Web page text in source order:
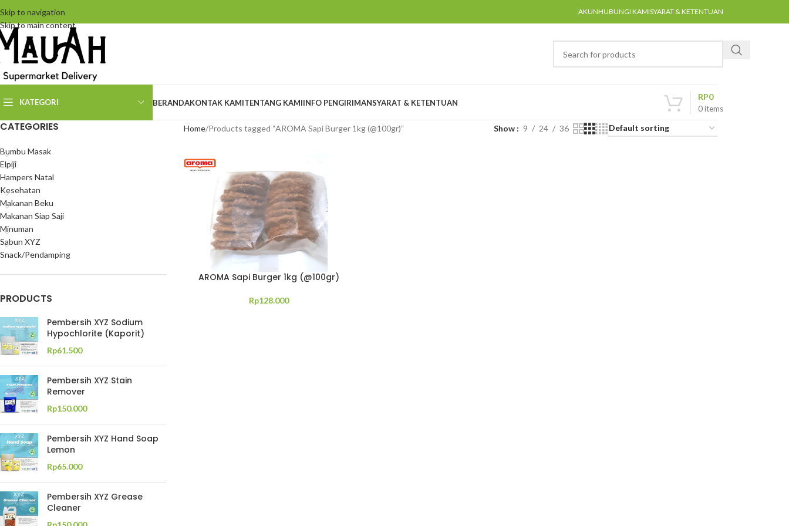
Skip to navigation
Skip to main content
AKUNHUBUNGI KAMISYARAT & KETENTUAN
KATEGORI BERANDAKONTAK KAMITENTANG KAMIINFO PENGIRIMANSYARAT & KETENTUAN
0items
RP0
CATEGORIES
Bumbu Masak
Elpiji
Hampers Natal
Kesehatan
Makanan Beku
Makanan Siap Saji
Minuman
Sabun XYZ
Snack/Pendamping
PRODUCTS
Pembersih XYZ Sodium
Hypochlorite (Kaporit)
Rp61.500
Pembersih XYZ Stain
Remover
Rp150.000
Pembersih XYZ Hand Soap
Lemon
Rp65.000
Pembersih XYZ Grease
Cleaner
Home Products tagged “AROMA Sapi Burger 1kg (@100gr)” Show 9 24 36
AROMA Sapi Burger 1kg (@100gr)
Rp128.000